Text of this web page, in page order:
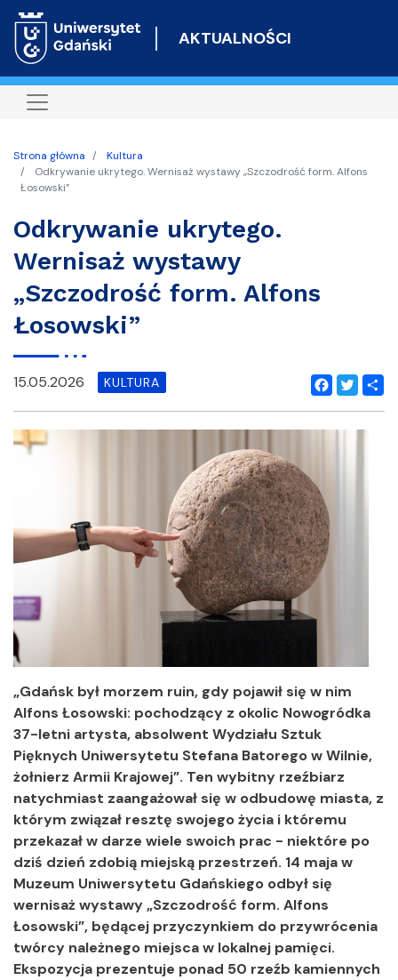
do
AKTUALNOŚCI
Strona główna
Kultura
Odkrywanie ukrytego. Wernisaż wystawy „Szczodrość form. Alfons
Łosowski”
Odkrywanie ukrytego.
Wernisaż wystawy
„Szczodrość form. Alfons
Łosowski”
Facebook
Twitter
15.05.2026 KULTURA
„Gdańsk był morzem ruin, gdy pojawił się w nim
Alfons Łosowski: pochodzący z okolic Nowogródka
37-letni artysta, absolwent Wydziału Sztuk
Pięknych Uniwersytetu Stefana Batorego w Wilnie,
żołnierz Armii Krajowej”. Ten wybitny rzeźbiarz
natychmiast zaangażował się w odbudowę miasta, z
którym związał resztę swojego życia i któremu
przekazał w darze wiele swoich prac - niektóre po
dziś dzień zdobią miejską przestrzeń. 14 maja w
Muzeum Uniwersytetu Gdańskiego odbył się
wernisaż wystawy „Szczodrość form. Alfons
Łosowski”, będącej przyczynkiem do przywrócenia
twórcy należnego miejsca w lokalnej pamięci.
Ekspozycja prezentuje ponad 50 rzeźb kamiennych